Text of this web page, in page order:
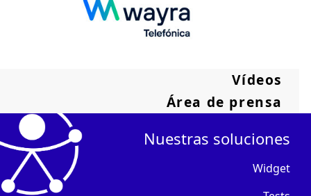
Área de prensa
Vídeos
Nuestras soluciones
Widget